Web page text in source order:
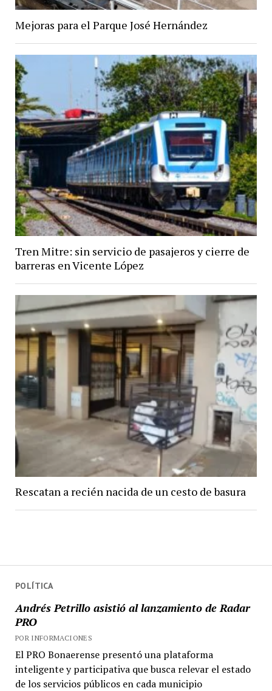
POLÍTICA
Andrés Petrillo asistió al lanzamiento de Radar
PRO
POR INFORMACIONES
El PRO Bonaerense presentó una plataforma
inteligente y participativa que busca relevar el estado
de los servicios públicos en cada municipio
Mejoras para el Parque José Hernández
Tren Mitre: sin servicio de pasajeros y cierre de
barreras en Vicente López
Rescatan a recién nacida de un cesto de basura